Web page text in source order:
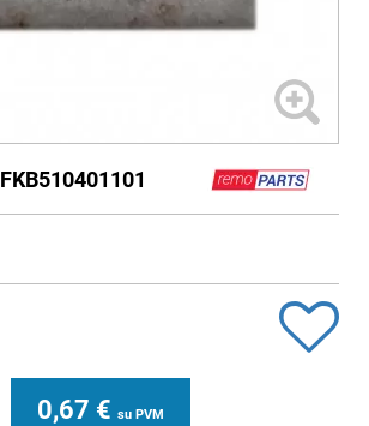
FKB510401101
0,67 € su PVM